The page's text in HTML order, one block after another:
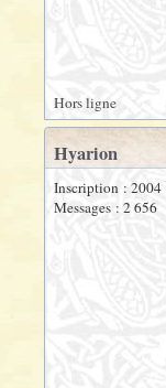
Hors ligne
Hyarion
Inscription : 2004
Messages : 2 656